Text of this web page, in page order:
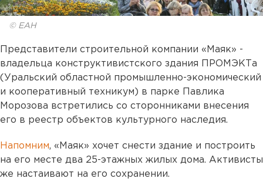
© ЕАН
Представители строительной компании «Маяк» -
владельца конструктивистского здания ПРОМЭКТа
(Уральский областной промышленно-экономический
и кооперативный техникум) в парке Павлика
Морозова встретились со сторонниками внесения
его в реестр объектов культурного наследия.
Напомним, «Маяк» хочет снести здание и построить
на его месте два 25-этажных жилых дома. Активисты
же настаивают на его сохранении.